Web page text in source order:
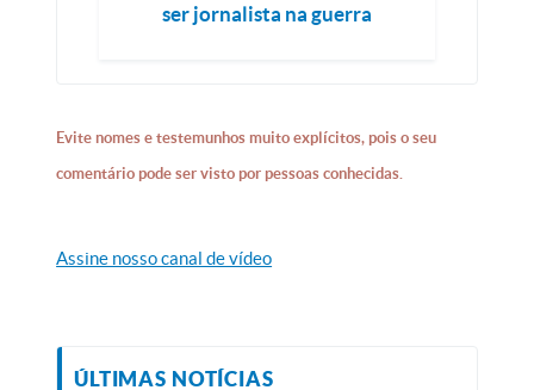
ser jornalista na guerra
Evite nomes e testemunhos muito explícitos, pois o seu
comentário pode ser visto por pessoas conhecidas.
Assine nosso canal de vídeo
ÚLTIMAS NOTÍCIAS